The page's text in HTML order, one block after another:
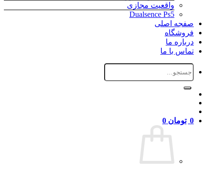
واقعیت مجازی
Dualsence Ps5
صفجه اصلی
فروشگاه
درباره ما
تماس با ما
جستجو
برای:
0 تومان 0